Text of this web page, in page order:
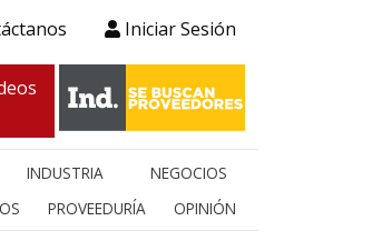
Iniciar Sesión
INDUSTRIA
NEGOCIOS
PROVEEDURÍA OPINIÓN